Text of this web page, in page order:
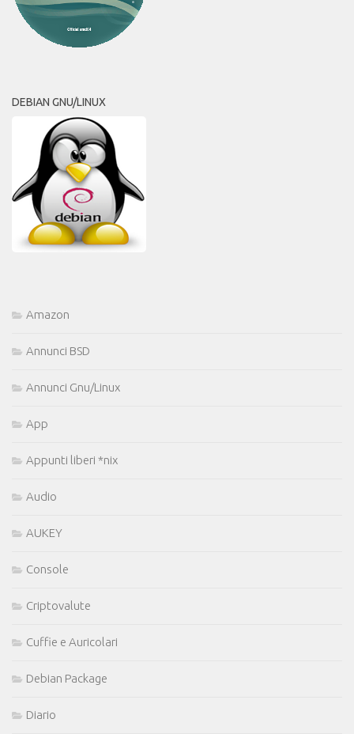
DEBIAN GNU/LINUX
Amazon
Annunci BSD
Annunci Gnu/Linux
App
Appunti liberi *nix
Audio
AUKEY
Console
Criptovalute
Cuffie e Auricolari
Debian Package
Diario